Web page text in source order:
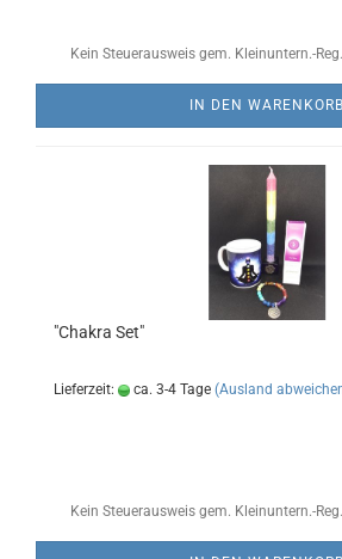
Kein Steuerausweis gem. Kleinuntern.-
IN DEN WARENKORB
"Chakra Set"
Lieferzeit: ca. 3-4 Tage (Ausland
Kein Steuerausweis gem. Kleinuntern.-